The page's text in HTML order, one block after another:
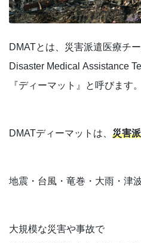
DMATとは、災害派遣医療チー
Disaster Medical Assistance
『ディーマット』と呼びます。
DMATディーマットは、 災害
地震・台風・竜巻・大雨・津
大規模な災害や事故で